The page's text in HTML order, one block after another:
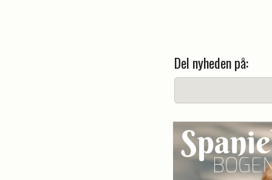
Del nyheden på: